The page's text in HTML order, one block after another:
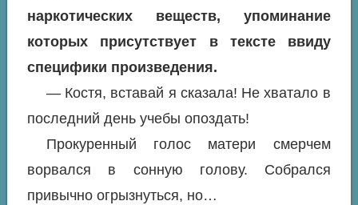
наркотических веществ, упоминание
которых присутствует в тексте ввиду
специфики произведения.
— Костя, вставай я сказала! Не хватало в
последний день учебы опоздать!
Прокуренный голос матери смерчем
ворвался в сонную голову. Собрался
привычно огрызнуться, но…